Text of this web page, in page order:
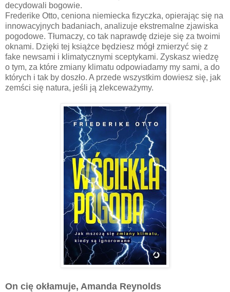
decydowali bogowie.
Frederike Otto, ceniona niemiecka fizyczka, opierając się na
innowacyjnych badaniach, analizuje ekstremalne zjawiska
pogodowe. Tłumaczy, co tak naprawdę dzieje się za twoimi
oknami. Dzięki tej książce będziesz mógł zmierzyć się z
fake newsami i klimatycznymi sceptykami. Zyskasz wiedzę
o tym, za które zmiany klimatu odpowiadamy my sami, a do
których i tak by doszło. A przede wszystkim dowiesz się, jak
zemści się natura, jeśli ją zlekceważymy.
On cię okłamuje, Amanda Reynolds